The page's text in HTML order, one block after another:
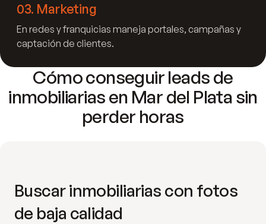
03. Marketing
En redes y franquicias maneja portales, campañas y
captación de clientes.
Cómo conseguir leads de
inmobiliarias en Mar del Plata sin
perder horas
Buscar inmobiliarias con fotos
de baja calidad